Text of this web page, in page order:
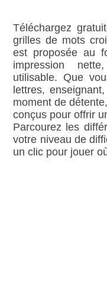
Téléchargez
grilles de mots
est proposée au
impression
utilisable. Que
lettres,
moment de
conçus pour offrir
Parcourez les
votre niveau de
un clic pour jouer